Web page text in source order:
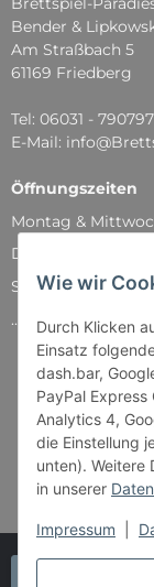
Wie wir
Durch Klicken
Einsatz
dash.bar,
PayPal
Analytics 4,
die Einstellung
unten). Weitere
in unserer
Impressum
Bender &
Am Straßbach 5
61169 Friedberg
Tel: 06031 -
E-Mail:
Öffnungszeiten
Montag &
Dienstag,
Samstag: 11:00 -
...und natürlich